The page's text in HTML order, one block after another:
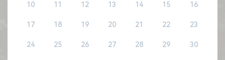
10 11 12 13 14 15 16
17 18 19 20 21 22 23
24 25 26 27 28 29 30